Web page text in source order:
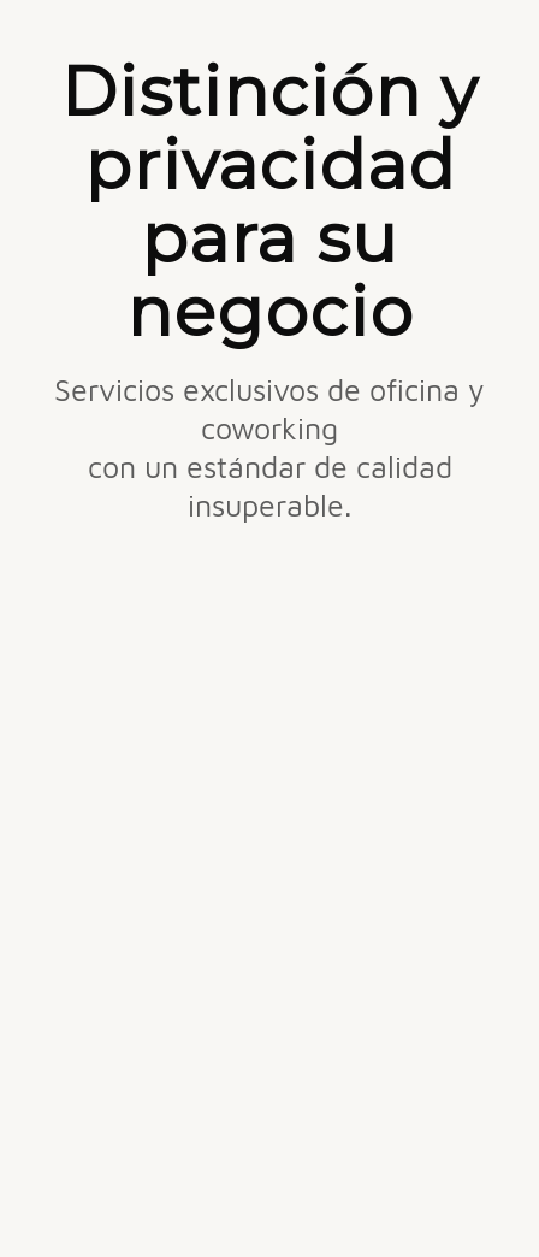
Distinción y
privacidad
para su
negocio
Servicios exclusivos de oficina y
coworking
con un estándar de calidad
insuperable.